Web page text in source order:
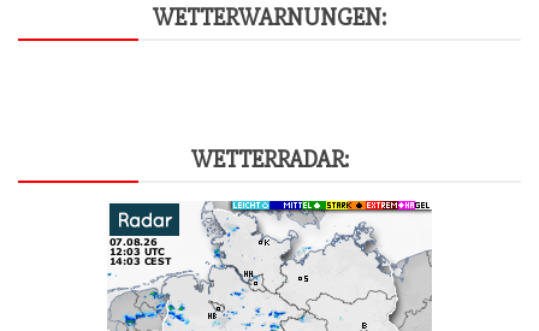
WET­TER­WAR­NUN­GEN:
WET­TER­RA­DAR: